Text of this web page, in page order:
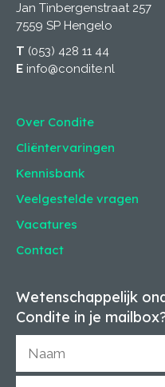
Jan Tinbergenstraat 257
7559 SP Hengelo
T (053) 428 11 44
E info@condite.nl
Over Condite
Cliëntervaringen
Kennisbank
Veelgestelde vragen
Vacatures
Contact
Wetenschappelijk
Condite in je